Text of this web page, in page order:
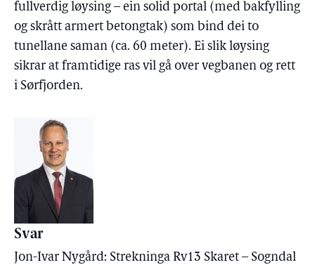
fullverdig løysing – ein solid portal (med bakfylling
og skrått armert betongtak) som bind dei to
tunellane saman (ca. 60 meter). Ei slik løysing
sikrar at framtidige ras vil gå over vegbanen og rett
i Sørfjorden.
Svar
Jon-Ivar Nygård: Strekninga Rv13 Skaret – Sogndal